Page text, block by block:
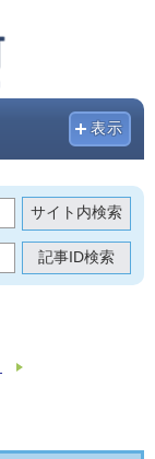
表示
サイト内検索
記事ID検索